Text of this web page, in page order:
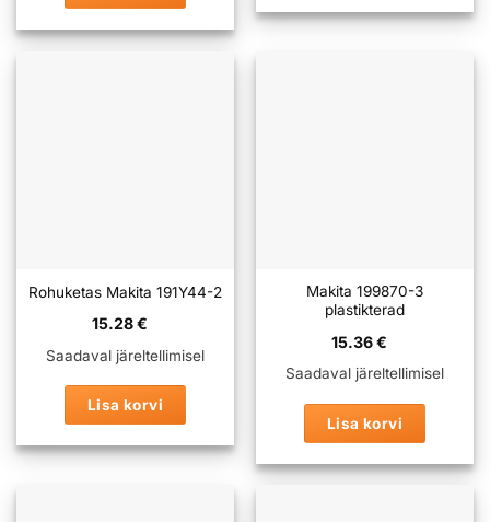
Rohuketas Makita 191Y44-2
15.28€
Saadaval järeltellimisel
Lisa korvi
Makita 199870-3
plastikterad
15.36€
Saadaval järeltellimisel
Lisa korvi